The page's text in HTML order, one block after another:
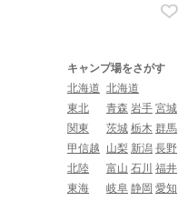
キャンプ場をさがす
北海道 北海道
東北
青森 岩手 宮城
関東
茨城 栃木 群馬
甲信越
山梨 新潟 長野
北陸
富山 石川 福井
東海
岐阜 静岡 愛知